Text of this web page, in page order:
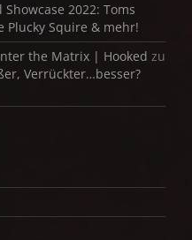
2022: Toms
Plucky Squire & mehr!
the Matrix | Hooked zu
Verrückter…besser?